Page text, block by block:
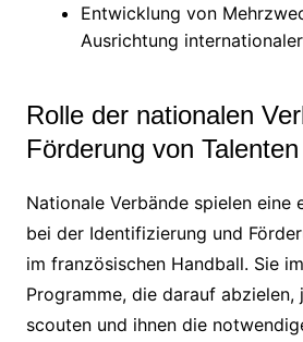
Entwicklung von
Ausrichtung
Rolle der nationalen
Förderung von Talenten
Nationale Verbände spielen eine
bei der Identifizierung und
im französischen Handball. Sie
Programme, die darauf abzielen,
scouten und ihnen die